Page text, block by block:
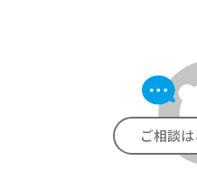
ご相談